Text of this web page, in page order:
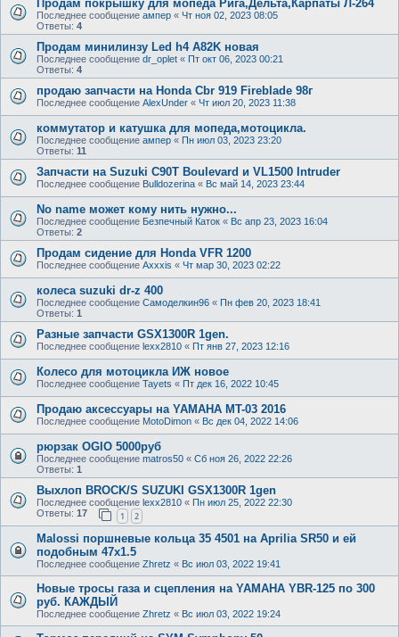
Продам покрышку для мопеда Рига,Дельта,Карпаты Л-264
Последнее сообщение ампер « Чт ноя 02, 2023 08:05
Ответы: 4
Продам минилинзу Led h4 A82K новая
Последнее сообщение dr_oplet « Пт окт 06, 2023 00:21
Ответы: 4
продаю запчасти на Honda Cbr 919 Fireblade 98г
Последнее сообщение AlexUnder « Чт июл 20, 2023 11:38
коммутатор и катушка для мопеда,мотоцикла.
Последнее сообщение ампер « Пн июл 03, 2023 23:20
Ответы: 11
Запчасти на Suzuki C90T Boulevard и VL1500 Intruder
Последнее сообщение Bulldozerina « Вс май 14, 2023 23:44
No name может кому нить нужно...
Последнее сообщение Безпечный Каток « Вс апр 23, 2023 16:04
Ответы: 2
Продам сидение для Honda VFR 1200
Последнее сообщение Axxxis « Чт мар 30, 2023 02:22
колеса suzuki dr-z 400
Последнее сообщение Самоделкин96 « Пн фев 20, 2023 18:41
Ответы: 1
Разные запчасти GSX1300R 1gen.
Последнее сообщение lexx2810 « Пт янв 27, 2023 12:16
Колесо для мотоцикла ИЖ новое
Последнее сообщение Tayets « Пт дек 16, 2022 10:45
Продаю аксессуары на YAMAHA MT-03 2016
Последнее сообщение MotoDimon « Вс дек 04, 2022 14:06
рюрзак OGIO 5000руб
Последнее сообщение matros50 « Сб ноя 26, 2022 22:26
Ответы: 1
Выхлоп BROCK/S SUZUKI GSX1300R 1gen
Последнее сообщение lexx2810 « Пн июл 25, 2022 22:30
Ответы: 17 1 2
Malossi поршневые кольца 35 4501 на Aprilia SR50 и ей
подобным 47x1.5
Последнее сообщение Zhretz « Вс июл 03, 2022 19:41
Новые тросы газа и сцепления на YAMAHA YBR-125 по 300
руб. КАЖДЫЙ
Последнее сообщение Zhretz « Вс июл 03, 2022 19:24